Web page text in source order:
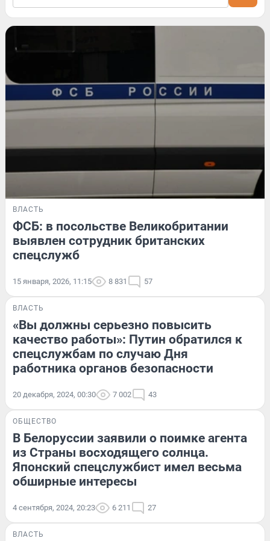
ВЛАСТЬ
ФСБ: в посольстве Великобритании
выявлен сотрудник британских
спецслужб
15 января, 2026, 11:15 8 831 57
ВЛАСТЬ
«Вы должны серьезно повысить
качество работы»: Путин обратился к
спецслужбам по случаю Дня
работника органов безопасности
20 декабря, 2024, 00:30 7 002 43
ОБЩЕСТВО
В Белоруссии заявили о поимке агента
из Страны восходящего солнца.
Японский спецслужбист имел весьма
обширные интересы
4 сентября, 2024, 20:23 6 211 27
ВЛАСТЬ